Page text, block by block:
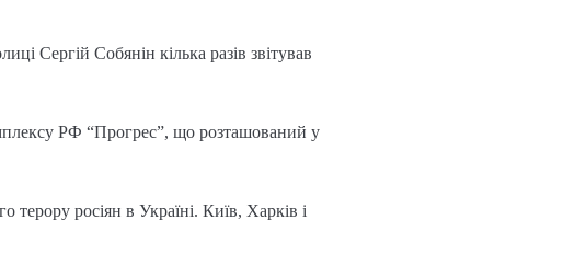
Сергій Собянін кілька разів звітував
РФ “Прогрес”, що розташований у
терору росіян в Україні. Київ, Харків і